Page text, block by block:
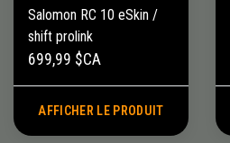
Salomon RC 10 eSkin /
shift prolink
699,99 $CA
AFFICHER LE PRODUIT